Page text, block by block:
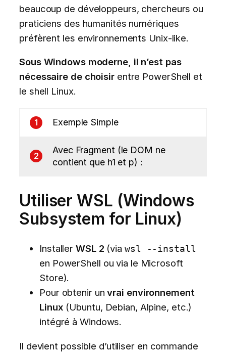
beaucoup de développeurs, chercheurs ou
praticiens des humanités numériques
préfèrent les environnements Unix-like.
Sous Windows moderne, il n’est pas
nécessaire de choisirentre PowerShell et
le shell Linux.
1 Exemple Simple
2
Avec Fragment (le DOM ne
contient que h1 et p) :
Utiliser WSL (Windows
Subsystem for Linux)
Installer WSL 2 (via wsl --install
en PowerShell ou via le Microsoft
Store).
Pour obtenir unvrai environnement
Linux (Ubuntu, Debian, Alpine, etc.)
intégré à Windows.
Il devient possible d’utiliser en commande